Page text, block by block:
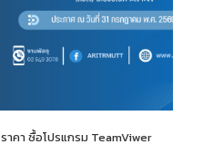
าคา ซื้อโปรแกรม TeamViwer